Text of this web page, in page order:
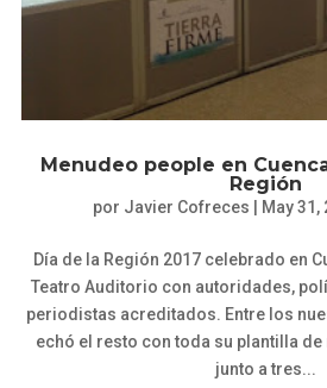
Menudeo people en
Región
por Javier Cofreces | May 31,
Día de la Región 2017 celebrado en
Teatro Auditorio con autoridades,
periodistas acreditados. Entre los
echó el resto con toda su plantilla
junto a tres...